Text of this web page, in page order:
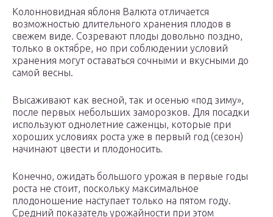
Колонновидная яблоня Валюта отличается
возможностью длительного хранения плодов в
свежем виде. Созревают плоды довольно поздно,
только в октябре, но при соблюдении условий
хранения могут оставаться сочными и вкусными до
самой весны.
Высаживают как весной, так и осенью «под зиму»,
после первых небольших заморозков. Для посадки
используют однолетние саженцы, которые при
хороших условиях роста уже в первый год (сезон)
начинают цвести и плодоносить.
Конечно, ожидать большого урожая в первые годы
роста не стоит, поскольку максимальное
плодоношение наступает только на пятом году.
Средний показатель урожайности при этом